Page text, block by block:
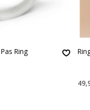
Ring